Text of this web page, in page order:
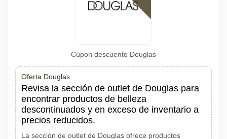
Cúpon descuento Douglas
Oferta Douglas
Revisa la sección de outlet de Douglas para
encontrar productos de belleza
descontinuados y en exceso de inventario a
precios reducidos.
La sección de outlet de Douglas ofrece productos